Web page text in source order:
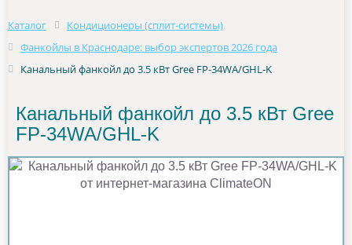
Каталог
Кондиционеры (сплит-системы)
Фанкойлы в Краснодаре: выбор экспертов 2026 года
Канальный фанкойл до 3.5 кВт Gree FP-34WA/GHL-K
Канальный фанкойл до 3.5 кВт Gree
FP-34WA/GHL-K